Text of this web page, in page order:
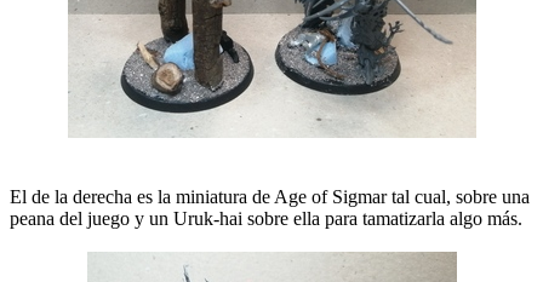
El de la derecha es la miniatura de Age of Sigmar tal cual, sobre una
peana del juego y un Uruk-hai sobre ella para tamatizarla algo más.